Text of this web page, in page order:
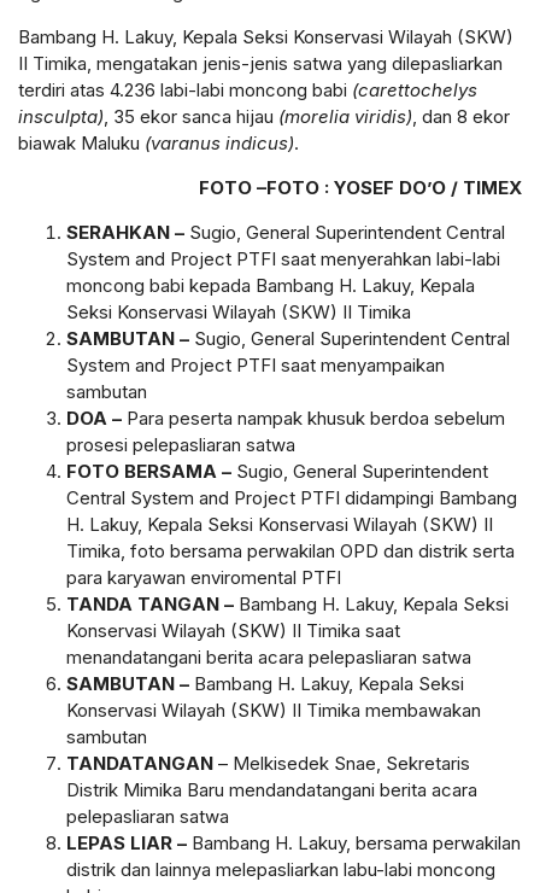
Bambang H. Lakuy, Kepala Seksi Konservasi Wilayah (SKW)
II Timika, mengatakan jenis-jenis satwa yang dilepasliarkan
terdiri atas 4.236 labi-labi moncong babi (carettochelys
insculpta), 35 ekor sanca hijau (morelia viridis), dan 8 ekor
biawak Maluku (varanus indicus).
FOTO –FOTO : YOSEF DO’O / TIMEX
SERAHKAN – Sugio, General Superintendent Central
System and Project PTFI saat menyerahkan labi-labi
moncong babi kepada Bambang H. Lakuy, Kepala
Seksi Konservasi Wilayah (SKW) II Timika
SAMBUTAN – Sugio, General Superintendent Central
System and Project PTFI saat menyampaikan
sambutan
DOA – Para peserta nampak khusuk berdoa sebelum
prosesi pelepasliaran satwa
FOTO BERSAMA – Sugio, General Superintendent
Central System and Project PTFI didampingi Bambang
H. Lakuy, Kepala Seksi Konservasi Wilayah (SKW) II
Timika, foto bersama perwakilan OPD dan distrik serta
para karyawan enviromental PTFI
TANDA TANGAN – Bambang H. Lakuy, Kepala Seksi
Konservasi Wilayah (SKW) II Timika saat
menandatangani berita acara pelepasliaran satwa
SAMBUTAN – Bambang H. Lakuy, Kepala Seksi
Konservasi Wilayah (SKW) II Timika membawakan
sambutan
TANDATANGAN – Melkisedek Snae, Sekretaris
Distrik Mimika Baru mendandatangani berita acara
pelepasliaran satwa
LEPAS LIAR – Bambang H. Lakuy, bersama perwakilan
distrik dan lainnya melepasliarkan labu-labi moncong